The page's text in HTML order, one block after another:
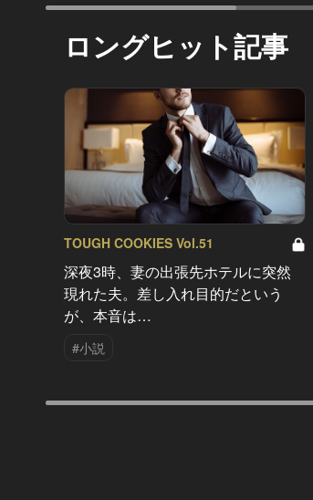
ロングヒット記事
TOUGH COOKIES Vol.51
深夜3時、妻の出張先ホテルに突然
現れた夫。差し入れ目的だという
が、本音は…
#小説